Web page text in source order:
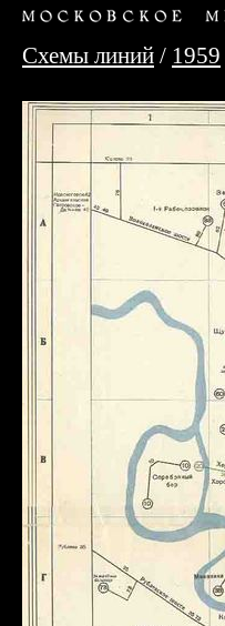
Схемы линий / 1959